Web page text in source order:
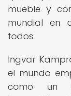
mueble y
mundial en
todos.
Ingvar
el mundo
como un